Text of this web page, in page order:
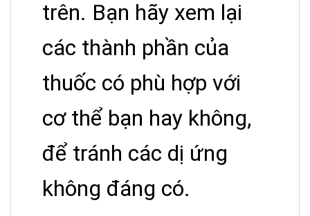
trên. Bạn hãy xem lại
các thành phần của
thuốc có phù hợp với
cơ thể bạn hay không,
để tránh các dị ứng
không đáng có.